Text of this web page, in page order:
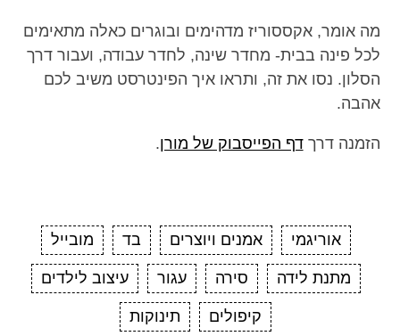
מה אומר, אקססוריז מדהימים ובוגרים כאלה מתאימים
לכל פינה בבית- מחדר שינה, לחדר עבודה, ועבור דרך
הסלון. נסו את זה, ותראו איך הפינטרסט משיב לכם
אהבה.
הזמנה דרךדף הפייסבוק של מורן.
אוריגמי אמנים ויוצרים בד מובייל
מתנת לידה סירה עגור עיצוב לילדים
קיפולים תינוקות